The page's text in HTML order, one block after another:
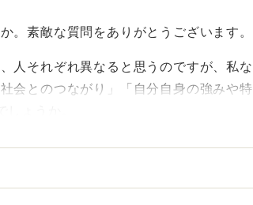
。素敵な質問をありがとうございます。
人それぞれ異なると思うのですが、私な
会とのつながり」「自分自身の強みや特
ょうか。
て不自由でした。